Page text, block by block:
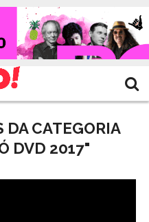
DA CATEGORIA
DVD 2017"